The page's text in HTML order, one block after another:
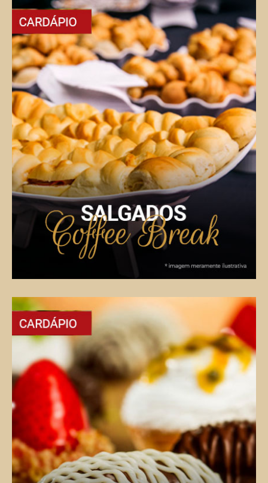
Doces para Coffee Break
Diversos tipos de doces, feitos especialmente
para o seu coffee break.
VER CARDÁPIO COMPLETO
Doces e Tortas
Um cardápio completo com diversas opções.
VER CARDÁPIO COMPLETO